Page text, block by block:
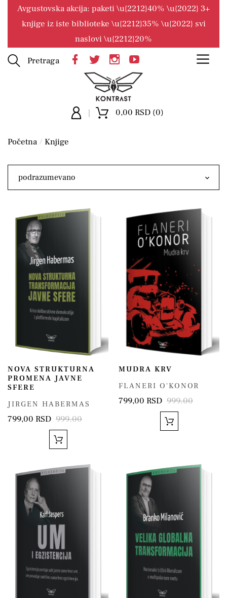
Avgustovska akcija: paketi \u{2212}40% \u{2022} 3+
knjige iz iste biblioteke \u{2212}35% \u{2022} svi
naslovi \u{2212}20%
Pretraga
0,00 RSD (0)
Početna Knjige
podrazumevano
NOVA STRUKTURNA
PROMENA JAVNE
SFERE
JIRGEN HABERMAS
799,00 RSD 999.00
MUDRA KRV
FLANERI O'KONOR
799,00 RSD 999.00